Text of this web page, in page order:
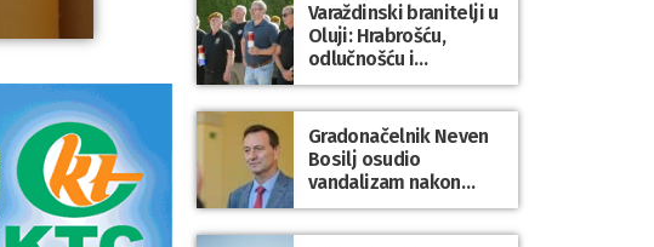
Varaždinski branitelji u
Oluji: Hrabrošću,
odlučnošću i
zajedništvom do
slobodne Hrvatske!
Gradonačelnik Neven
Bosilj osudio
vandalizam nakon
utakmice NK Varaždin
– HNK Hajduk Split